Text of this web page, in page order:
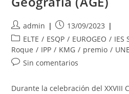
Autor
de
la
entrada:
admin
Publicación
de
la
13/09/2023
Categoría
de
la
ELTE / ESQP / EUROGEO / IES
Roque / IPP / KMG / premio /
Comentarios
la
Sin comentarios
Durante la celebración del XXVIII